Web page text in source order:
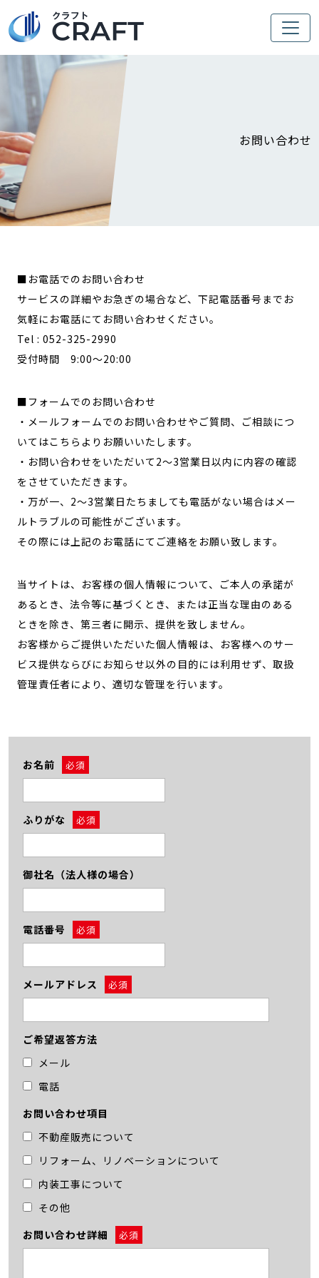
お問い合わせ
■お電話でのお問い合わせ
サービスの詳細やお急ぎの場合など、下記電話番号までお
気軽にお電話にてお問い合わせください。
Tel : 052-325-2990
受付時間 9:00～20:00
■フォームでのお問い合わせ
・メールフォームでのお問い合わせやご質問、ご相談につ
いてはこちらよりお願いいたします。
・お問い合わせをいただいて2～3営業日以内に内容の確認
をさせていただきます。
・万が一、2～3営業日たちましても電話がない場合はメー
ルトラブルの可能性がございます。
その際には上記のお電話にてご連絡をお願い致します。
当サイトは、お客様の個人情報について、ご本人の承諾が
あるとき、法令等に基づくとき、または正当な理由のある
ときを除き、第三者に開示、提供を致しません。
お客様からご提供いただいた個人情報は、お客様へのサー
ビス提供ならびにお知らせ以外の目的には利用せず、取扱
管理責任者により、適切な管理を行います。
お名前 必須
ふりがな 必須
御社名（法人様の場合）
電話番号 必須
メールアドレス 必須
ご希望返答方法
メール
電話
お問い合わせ項目
不動産販売について
リフォーム、リノベーションについて
内装工事について
その他
お問い合わせ詳細
必須